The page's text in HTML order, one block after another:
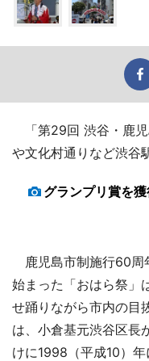
「第29回 渋谷・鹿児
や文化村通りなど渋谷
グランプリ賞を
鹿児島市制施行60周
始まった「おはら祭」
せ踊りながら市内の目
は、小倉基元渋谷区長
けに1998（平成10）